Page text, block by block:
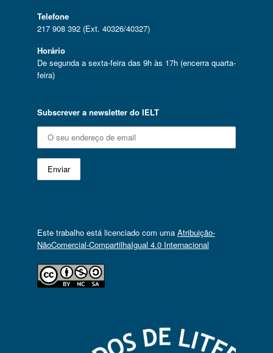
Telefone
217 908 392 (Ext. 40326/40327)
Horário
De segunda a sexta-feira das 9h às 17h (encerra quarta-
feira)
Subscrever a newsletter do IELT
Este trabalho está licenciado com uma Atribuição-
NãoComercial-CompartilhaIgual 4.0 Internacional